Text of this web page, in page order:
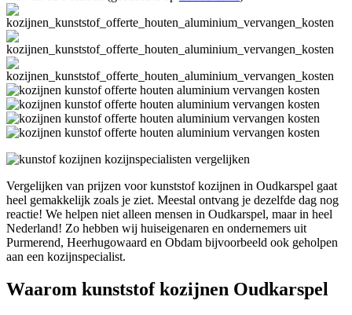
Vergelijken van prijzen voor kunststof kozijnen in Oudkarspel gaat
heel gemakkelijk zoals je ziet. Meestal ontvang je dezelfde dag nog
reactie! We helpen niet alleen mensen in Oudkarspel, maar in heel
Nederland! Zo hebben wij huiseigenaren en ondernemers uit
Purmerend, Heerhugowaard en Obdam bijvoorbeeld ook geholpen
aan een kozijnspecialist.
Waarom kunststof kozijnen Oudkarspel